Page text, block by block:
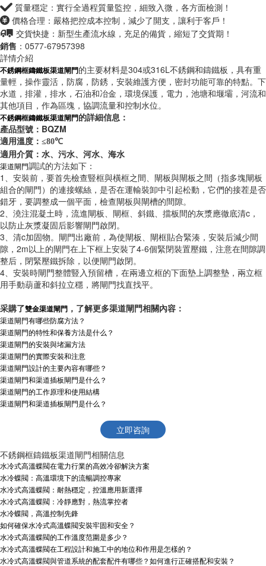
質量穩定：實行全過程質量監控，細致入微，各方面檢測！
價格合理：嚴格把控成本控制，減少了開支，讓利于客戶！
交貨快捷：新型生產流水線，充足的備貨，縮短了交貨期！
銷售 ：0577-67957398
詳情介紹
不銹鋼框鑄鐵板渠道閘門的主要材料是304或316L不銹鋼和鑄鐵板，具有重
量輕，操作靈活，防腐，防銹，安裝維護方便，密封功能可靠的特點。下
水道，排灌，排水，石油和冶金，環境保護，電力，池塘和堰壩，河流和
其他項目，作為區塊，協調流量和控制水位。
不銹鋼框鑄鐵板渠道閘門的詳細信息：
產品型號：BQZM
適用溫度： ≤80℃
適用介質：水、污水、河水、海水
渠道閘門調試的方法如下：
1、安裝前，要首先檢查豎框與橫框之間、閘板與閘板之間（指多塊閘板
組合的閘門）的連接螺絲，是否在運輸裝卸中引起松動，它們的接茬是否
錯牙，要調整成一個平面，檢查閘板與閘槽的間隙。
2、澆注混凝土時，流進閘板、閘框、斜鐵、擋板間的灰漿應徹底清c，
以防止灰漿凝固后影響閘門啟閉。
3、清c加固物。閘門出廠前，為使閘板、閘框貼合緊湊，安裝后減少間
隙，2m以上的閘門在上下框上安裝了4-6個緊閉裝置壓鐵，注意在間隙調
整后，閉緊壓鐵拆除，以便閘門啟閉。
4、安裝時閘門整體豎入預留槽，在兩邊立框的下面墊上調整墊，兩立框
用手動葫蘆和斜拉立穩，將閘門找直找平。
采購了雙金渠道閘門 ，了解更多渠道閘門相關內容：
渠道閘門有哪些防腐方法？
渠道閘門的特性和保養方法是什么？
渠道閘門的安裝與堵漏方法
渠道閘門的實際安裝和注意
渠道閘門設計的主要內容有哪些？
渠道閘門和渠道插板閘門是什么？
渠道閘門的工作原理和使用結構
渠道閘門和渠道插板閘門是什么？
立即咨詢
不銹鋼框鑄鐵板渠道閘門相關信息
水冷式高溫蝶閥在電力行業的高效冷卻解決方案
水冷蝶閥：高溫環境下的流暢調控專家
水冷式高溫蝶閥：耐熱穩定，控溫應用新選擇
水冷式高溫蝶閥：冷靜應對，熱流掌控者
水冷蝶閥，高溫控制先鋒
如何確保水冷式高溫蝶閥安裝牢固和安全？
水冷式高溫蝶閥的工作溫度范圍是多少？
水冷式高溫蝶閥在工程設計和施工中的地位和作用是怎樣的？
水冷式高溫蝶閥與管道系統的配套配件有哪些？如何進行正確搭配和安裝？